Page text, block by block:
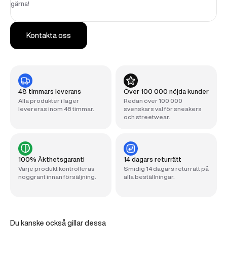
48 timmars leverans
Alla produkter i lager
levereras inom 48 timmar.
Över 100 000 nöjda kunder
Redan över 100 000
svenskars val för sneakers
och streetwear.
100% Äkthetsgaranti
Varje produkt kontrolleras
noggrant innan försäljning.
14 dagars returrätt
Smidig 14 dagars returrätt på
alla beställningar.
gärna!
Kontakta oss
Du kanske också gillar dessa